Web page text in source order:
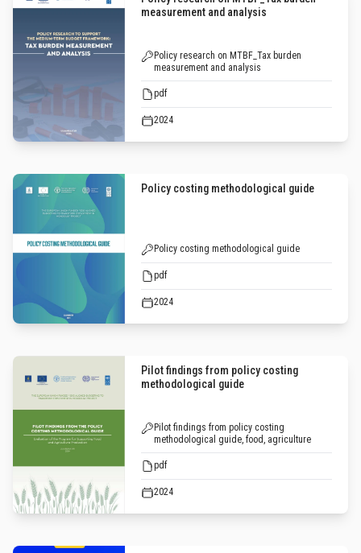
measurement and analysis
Policy research on MTBF_Tax burden
measurement and analysis
pdf
2024
Policy costing methodological guide
Policy costing methodological guide
pdf
2024
Pilot findings from policy costing
methodological guide
Pilot findings from policy costing
methodological guide, food, agriculture
pdf
2024